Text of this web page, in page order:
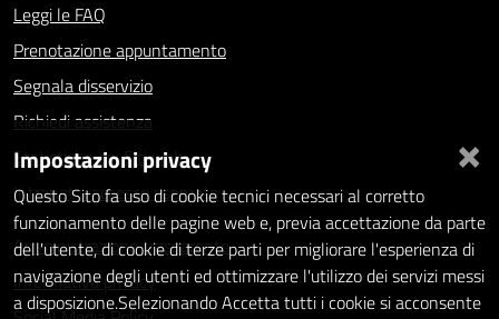
Leggi le FAQ
Prenotazione appuntamento
Segnala disservizio
Richiedi assistenza
Statistiche dei Siti web
Intranet - accesso riservato
Amministrazione trasparente
Informativa privacy
×
Impostazioni privacy
Questo Sito fa uso di cookie tecnici necessari al corretto
funzionamento delle pagine web e, previa accettazione da parte
dell'utente, di cookie di terze parti per migliorare l'esperienza di
navigazione degli utenti ed ottimizzare l'utilizzo dei servizi messi
a disposizione.Selezionando Accetta tutti i cookie si acconsente